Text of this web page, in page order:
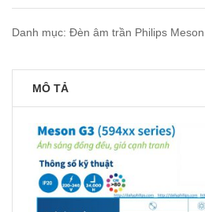
Danh mục: Đèn âm trần Philips Meson
MÔ TẢ